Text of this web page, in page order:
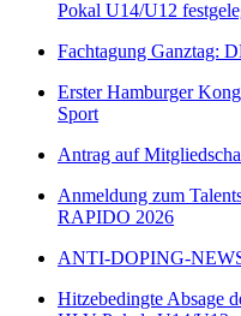
Pokal U14/U12
Fachtagung Ganztag:
Erster Hamburger
Sport
Antrag auf
Anmeldung zum
RAPIDO 2026
ANTI-DOPING-
Hitzebedingte Absage